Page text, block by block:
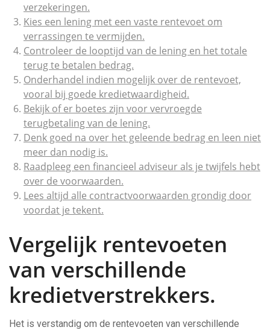
verzekeringen.
Kies een lening met een vaste rentevoet om
verrassingen te vermijden.
Controleer de looptijd van de lening en het totale
terug te betalen bedrag.
Onderhandel indien mogelijk over de rentevoet,
vooral bij goede kredietwaardigheid.
Bekijk of er boetes zijn voor vervroegde
terugbetaling van de lening.
Denk goed na over het geleende bedrag en leen niet
meer dan nodig is.
Raadpleeg een financieel adviseur als je twijfels hebt
over de voorwaarden.
Lees altijd alle contractvoorwaarden grondig door
voordat je tekent.
Vergelijk rentevoeten
van verschillende
kredietverstrekkers.
Het is verstandig om de rentevoeten van verschillende